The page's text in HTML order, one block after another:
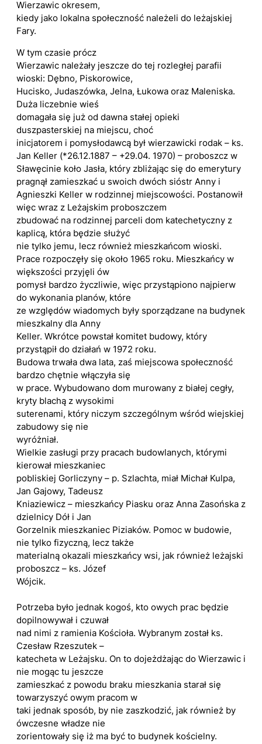
Wierzawic okresem,
kiedy jako lokalna społeczność należeli do leżajskiej
Fary.
W tym czasie prócz
Wierzawic należały jeszcze do tej rozległej parafii
wioski: Dębno, Piskorowice,
Hucisko, Judaszówka, Jelna, Łukowa oraz Maleniska.
Duża liczebnie wieś
domagała się już od dawna stałej opieki
duszpasterskiej na miejscu, choć
inicjatorem i pomysłodawcą był wierzawicki rodak – ks.
Jan Keller (*26.12.1887 – +29.04. 1970) – proboszcz w
Sławęcinie koło Jasła, który zbliżając się do emerytury
pragnął zamieszkać u swoich dwóch sióstr Anny i
Agnieszki Keller w rodzinnej miejscowości. Postanowił
więc wraz z Leżajskim proboszczem
zbudować na rodzinnej parceli dom katechetyczny z
kaplicą, która będzie służyć
nie tylko jemu, lecz również mieszkańcom wioski.
Prace rozpoczęły się około 1965 roku. Mieszkańcy w
większości przyjęli ów
pomysł bardzo życzliwie, więc przystąpiono najpierw
do wykonania planów, które
ze względów wiadomych były sporządzane na budynek
mieszkalny dla Anny
Keller. Wkrótce powstał komitet budowy, który
przystąpił do działań w 1972 roku.
Budowa trwała dwa lata, zaś miejscowa społeczność
bardzo chętnie włączyła się
w prace. Wybudowano dom murowany z białej cegły,
kryty blachą z wysokimi
suterenami, który niczym szczególnym wśród wiejskiej
zabudowy się nie
wyróżniał.
Wielkie zasługi przy pracach budowlanych, którymi
kierował mieszkaniec
pobliskiej Gorliczyny – p. Szlachta, miał Michał Kulpa,
Jan Gajowy, Tadeusz
Kniaziewicz – mieszkańcy Piasku oraz Anna Zasońska z
dzielnicy Dół i Jan
Gorzelnik mieszkaniec Piziaków. Pomoc w budowie,
nie tylko fizyczną, lecz także
materialną okazali mieszkańcy wsi, jak również leżajski
proboszcz – ks. Józef
Wójcik.
Potrzeba było jednak kogoś, kto owych prac będzie
dopilnowywał i czuwał
nad nimi z ramienia Kościoła. Wybranym został ks.
Czesław Rzeszutek –
katecheta w Leżajsku. On to dojeżdżając do Wierzawic i
nie mogąc tu jeszcze
zamieszkać z powodu braku mieszkania starał się
towarzyszyć owym pracom w
taki jednak sposób, by nie zaszkodzić, jak również by
ówczesne władze nie
zorientowały się iż ma być to budynek kościelny.